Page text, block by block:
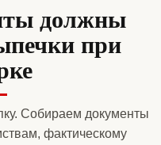
должны
при
Собираем документы
фактическому